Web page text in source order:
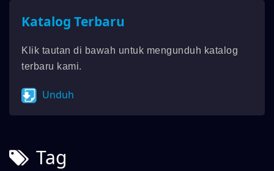
Katalog Terbaru
Klik tautan di bawah untuk mengunduh katalog
terbaru kami.
Unduh
Tag